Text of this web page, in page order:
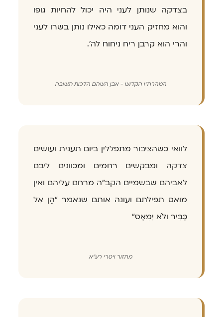
בצדקה שנותן לעני היה יכול להחיות גופו
והוא מחזיק העני דומה כאילו נותן בשרו לעני
והרי הוא קרבן ריח ניחוח לה׳.
המהרח"ו הקדוש - אבן השהם הלכות תשובה
לוואי כשהציבור מתפללין ביום תענית ועושים
צדקה ומבקשים רחמים ומכוונים ליבם
לאביהם שבשמיים הקב"ה מרחם עליהם ואין
מואס תפילתם ועונה אותם שנאמר "הֶן אֵל
כַּבִּיר וְלֹא יִמְאָס"
מחזור ויטרי רע"א